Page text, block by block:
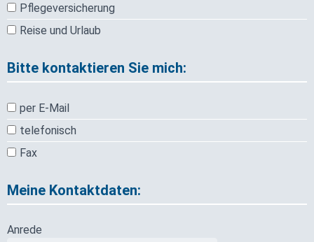
Pflegeversicherung
Reise und Urlaub
Bitte kontaktieren Sie mich:
per E-Mail
telefonisch
Fax
Meine Kontaktdaten:
Anrede